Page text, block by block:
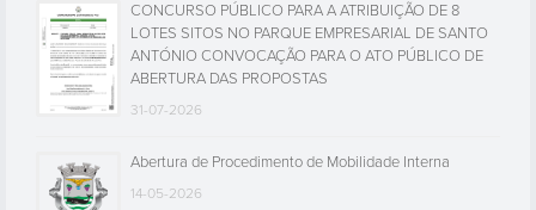
CONCURSO PÚBLICO PARA A ATRIBUIÇÃO DE 8
LOTES SITOS NO PARQUE EMPRESARIAL DE SANTO
ANTÓNIO CONVOCAÇÃO PARA O ATO PÚBLICO DE
ABERTURA DAS PROPOSTAS
31-07-2026
Abertura de Procedimento de Mobilidade Interna
14-05-2026